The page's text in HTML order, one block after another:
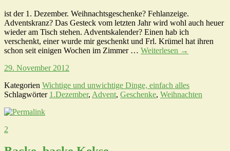
ist der 1. Dezember. Weihnachtsgeschenke? Fehlanzeige.
Adventskranz? Das Gesteck vom letzten Jahr wird wohl auch heuer
wieder am Tisch stehen. Adventskalender? Einen hab ich
verschenkt, einer wurde mir geschenkt und Frl. Krümel hat ihren
schon seit einigen Wochen im Zimmer … Weiterlesen →
29. November 2012
Kategorien Wichtige und unwichtige Dinge, einfach alles
Schlagwörter 1.Dezember, Advent, Geschenke, Weihnachten
2